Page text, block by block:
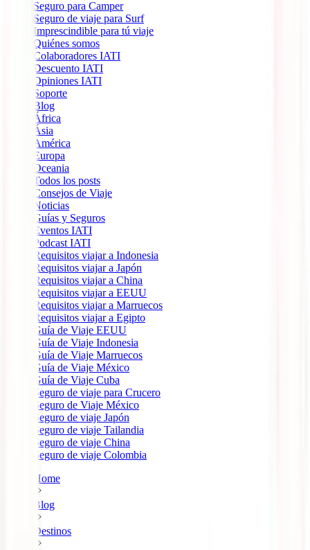
Seguro para Camper
Seguro de viaje para Surf
Imprescindible para tú viaje
Quiénes somos
Colaboradores IATI
Descuento IATI
Opiniones IATI
Soporte
Blog
África
Ásia
América
Europa
Oceania
Todos los posts
Consejos de Viaje
Noticias
Guías y Seguros
Eventos IATI
Podcast IATI
Requisitos viajar a Indonesia
Requisitos viajar a Japón
Requisitos viajar a China
Requisitos viajar a EEUU
Requisitos viajar a Marruecos
Requisitos viajar a Egipto
Guía de Viaje EEUU
Guía de Viaje Indonesia
Guía de Viaje Marruecos
Guía de Viaje México
Guía de Viaje Cuba
Seguro de viaje para Crucero
Seguro de Viaje México
Seguro de viaje Japón
Seguro de viaje Tailandia
Seguro de viaje China
Seguro de viaje Colombia
Home
Blog
Destinos